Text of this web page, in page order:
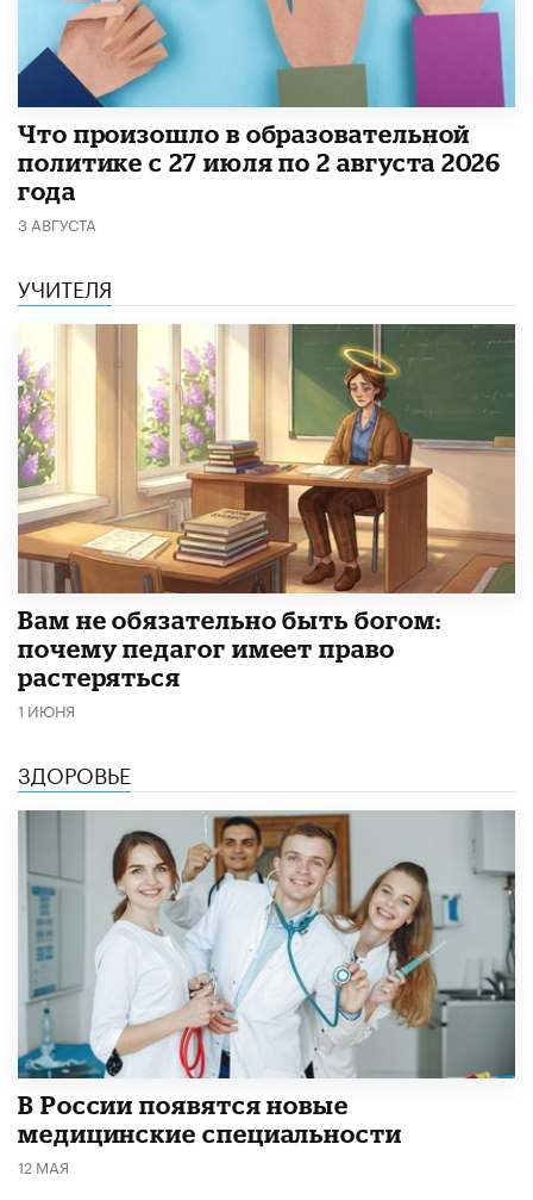
​Что произошло в образовательной
политике с 27 июля по 2 августа 2026
года
3 АВГУСТА
УЧИТЕЛЯ
​Вам не обязательно быть богом:
почему педагог имеет право
растеряться
1 ИЮНЯ
ЗДОРОВЬЕ
В России появятся новые
медицинские специальности
12 МАЯ